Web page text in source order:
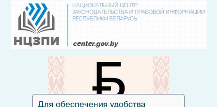
Для обеспечения удобства